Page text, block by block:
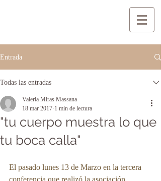
Entrada
Todas las entradas
"tu cuerpo muestra lo que
tu boca calla"
Valeria Miras Massana
18 mar 2017 1 min de lectura
El pasado lunes 13 de Marzo en la tercera
conferencia que realizó la asociación